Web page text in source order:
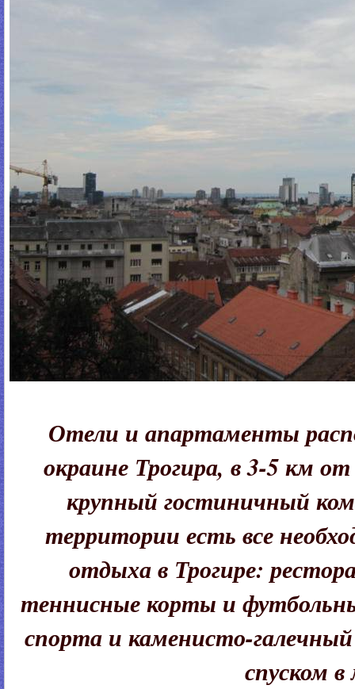
Отели и апартаменты
окраине Трогира, в 3-5 км
крупный гостиничный
территории есть все
отдыха в Трогире:
теннисные корты и
спорта и каменисто-
спуском